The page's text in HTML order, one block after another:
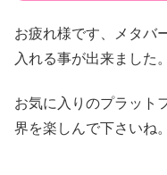
お疲れ様です、メタバ
入れる事が出来ました。
お気に入りのプラット
界を楽しんで下さいね。